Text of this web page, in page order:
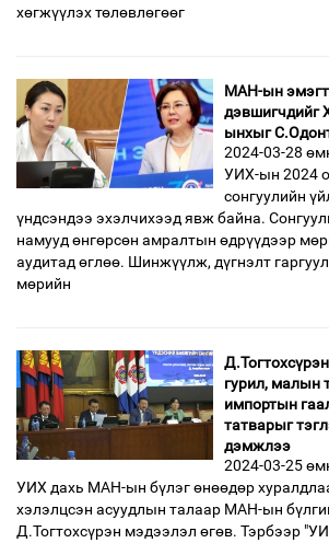
хөгжүүлэх төлөвлөгөөг
МАН-ын
дэвшигчдийг
ынхыг
2024-03-28
УИХ-ын 2024
сонгуулийн
үндсэндээ эхэлчихээд явж байна.
намууд өнгөрсөн амралтын өдрүүдээр
аудитад өглөө. Шинжүүлж, дүгнэлт
мөрийн
гурил, малын
импортын
татварыг
дэмжлээ
2024-03-25
УИХ дахь МАН-ын бүлэг өнөөдөр
хэлэлцсэн асуудлын талаар МАН-ын
Д.Тогтохсүрэн мэдээлэл өгөв. Тэрбээр